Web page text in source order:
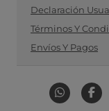
Declaración
Términos Y
Envíos Y Pagos